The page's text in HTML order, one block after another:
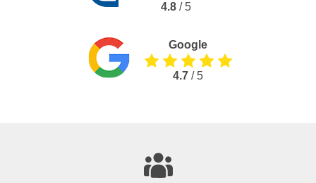
4.8 / 5
Google
4.7 / 5